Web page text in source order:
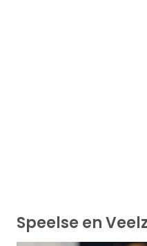
Speelse en